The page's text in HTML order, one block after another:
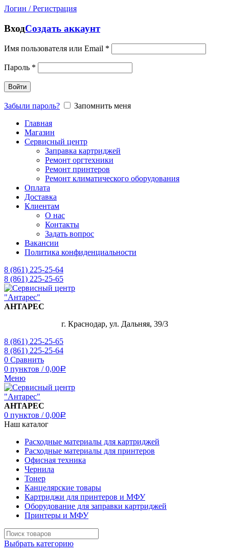
Логин / Регистрация
ВходСоздать аккаунт
Имя пользователя или Email *
Пароль *
Войти
Забыли пароль?
Запомнить меня
Главная
Магазин
Сервисный центр
Заправка картриджей
Ремонт оргтехники
Ремонт принтеров
Ремонт климатического оборудования
Оплата
Доставка
Клиентам
О нас
Контакты
Задать вопрос
Вакансии
Политика конфиденциальности
8 (861) 225-25-64
8 (861) 225-25-65
АНТАРЕС
г. Краснодар, ул. Дальняя, 39/3
8 (861) 225-25-65
8 (861) 225-25-64
0 Сравнить
0 пунктов / 0,00Р
Меню
АНТАРЕС
0 пунктов / 0,00Р
Наш каталог
Расходные материалы для картриджей
Расходные материалы для принтеров
Офисная техника
Чернила
Тонер
Канцелярские товары
Картриджи для принтеров и МФУ
Оборудование для заправки картриджей
Принтеры и МФУ
Выбрать категорию